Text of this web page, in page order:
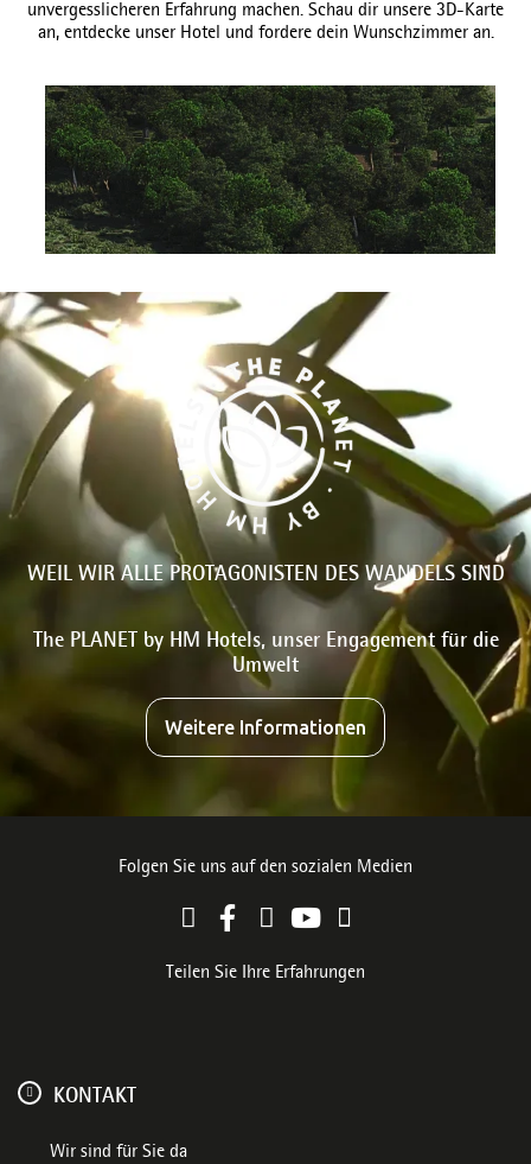
unvergesslicheren Erfahrung machen. Schau dir unsere 3D-Karte
an, entdecke unser Hotel und fordere dein Wunschzimmer an.
WEIL WIR ALLE PROTAGONISTEN DES WANDELS SIND
The PLANET by HM Hotels, unser Engagement für die
Umwelt
Weitere Informationen
Folgen Sie uns auf den sozialen Medien
Teilen Sie Ihre Erfahrungen
KONTAKT
Wir sind für Sie da